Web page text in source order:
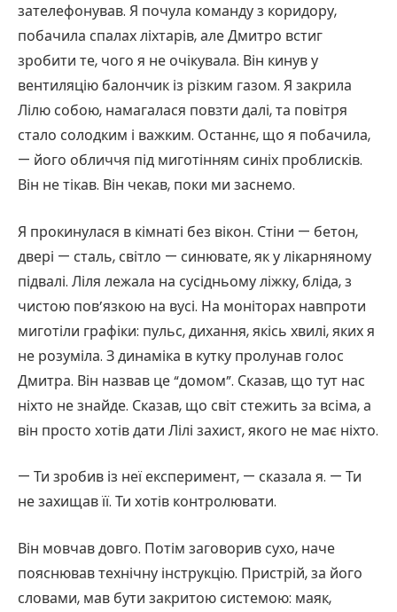
зателефонував. Я почула команду з коридору,
побачила спалах ліхтарів, але Дмитро встиг
зробити те, чого я не очікувала. Він кинув у
вентиляцію балончик із різким газом. Я закрила
Лілю собою, намагалася повзти далі, та повітря
стало солодким і важким. Останнє, що я побачила,
— його обличчя під миготінням синіх проблисків.
Він не тікав. Він чекав, поки ми заснемо.
Я прокинулася в кімнаті без вікон. Стіни — бетон,
двері — сталь, світло — синювате, як у лікарняному
підвалі. Ліля лежала на сусідньому ліжку, бліда, з
чистою пов’язкою на вусі. На моніторах навпроти
миготіли графіки: пульс, дихання, якісь хвилі, яких я
не розуміла. З динаміка в кутку пролунав голос
Дмитра. Він назвав це “домом”. Сказав, що тут нас
ніхто не знайде. Сказав, що світ стежить за всіма, а
він просто хотів дати Лілі захист, якого не має ніхто.
— Ти зробив із неї експеримент, — сказала я. — Ти
не захищав її. Ти хотів контролювати.
Він мовчав довго. Потім заговорив сухо, наче
пояснював технічну інструкцію. Пристрій, за його
словами, мав бути закритою системою: маяк,